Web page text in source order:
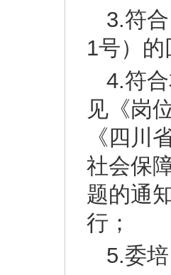
3.符
1号）
4.符
见《岗
《四川
社会保
题的通
行；
5.委